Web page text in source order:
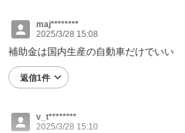
maj********
2025/3/28 15:08
補助金は国内生産の自動車だけでいい
返信1件
v_t********
2025/3/28 15:10